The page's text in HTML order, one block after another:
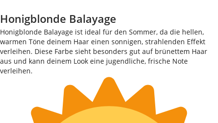
Honigblonde Balayage
Honigblonde Balayage ist ideal für den Sommer, da die hellen,
warmen Töne deinem Haar einen sonnigen, strahlenden Effekt
verleihen. Diese Farbe sieht besonders gut auf brünettem Haar
aus und kann deinem Look eine jugendliche, frische Note
verleihen.